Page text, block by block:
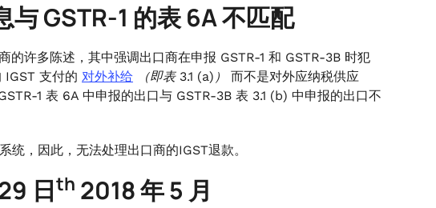
GSTR-1 的表 6A 不匹配
的许多陈述，其中强调出口商在申报 GSTR-1 和 GSTR-3B 时犯
IGST 支付的 对外补给 （即表 3.1 (a)）
而不是对外应纳税供应
1 表 6A 中申报的出口与 GSTR-3B 表 3.1 (b) 中申报的出口不
，因此，无法处理出口商的IGST退款。
日th 2018 年 5 月